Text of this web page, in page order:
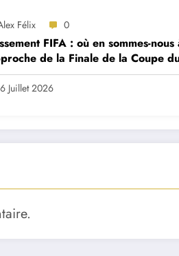
Félix 0
FIFA : où en sommes-nous
de la Finale de la Coupe
2026 ?
Juillet 2026